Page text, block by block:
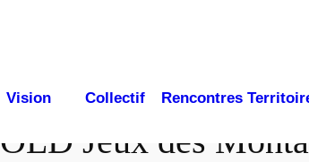
Vision Collectif Rencontres
OLD Jeux des